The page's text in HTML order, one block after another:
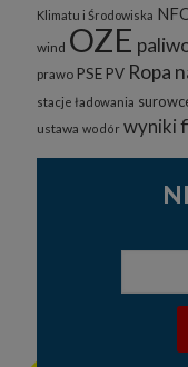
Klimatu i Środowiska
wind OZE
prawo PSE PV Ropa
stacje ładowania
ustawa wodór wyniki